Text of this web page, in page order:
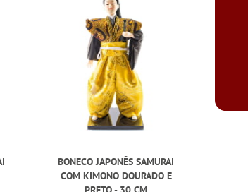
BONECO JAPONÊS SAMURAI
COM KIMONO DOURADO E